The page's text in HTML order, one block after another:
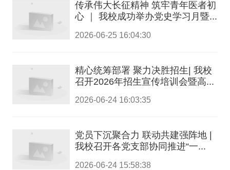
传承伟大长征精神 筑牢青年医者初
心 ｜ 我校成功举办党史学习月暨...
2026-06-25 16:04:30
精心统筹部署 聚力决胜招生| 我校
召开2026年招生宣传培训会暨高...
2026-06-24 16:03:35
党员下沉聚合力 联动共建强阵地 |
我校召开各党支部协同推进“一...
2026-06-24 15:58:38